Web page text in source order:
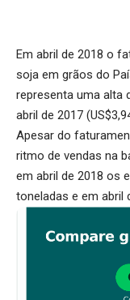
Em abril de 2018 o
soja em grãos do
representa uma alta
abril de 2017
Apesar do
ritmo de vendas na
em abril de 2018 os
toneladas e em abril